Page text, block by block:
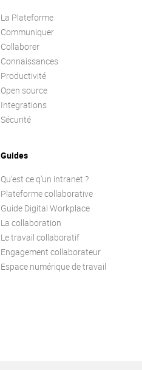
La Plateforme
Communiquer
Collaborer
Connaissances
Productivité
Open source
Integrations
Sécurité
Guides
Qu’est ce q’un intranet ?
Plateforme collaborative
Guide Digital Workplace
La collaboration
Le travail collaboratif
Engagement collaborateur
Espace numérique de travail